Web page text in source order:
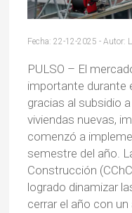
Fecha: 22-12-2025 - Autor:
PULSO – El
importante durante
gracias al subsidio
viviendas nuevas,
comenzó a
semestre del año.
Construcción
logrado dinamizar
cerrar el año con un